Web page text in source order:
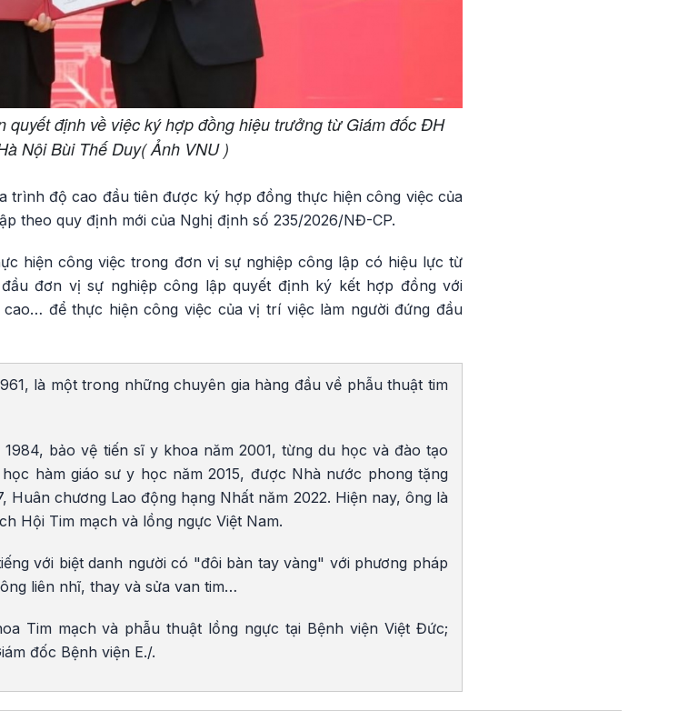
quyết định về việc ký hợp đồng hiệu trưởng từ Giám đốc ĐH
Nội Bùi Thế Duy( Ảnh VNU )
trình độ cao đầu tiên được ký hợp đồng thực hiện công việc của
theo quy định mới của Nghị định số 235/2026/NĐ-CP.
hiện công việc trong đơn vị sự nghiệp công lập có hiệu lực từ
đơn vị sự nghiệp công lập quyết định ký kết hợp đồng với
để thực hiện công việc của vị trí việc làm người đứng đầu
là một trong những chuyên gia hàng đầu về phẫu thuật tim
bảo vệ tiến sĩ y khoa năm 2001, từng du học và đào tạo
hàm giáo sư y học năm 2015, được Nhà nước phong tặng
Huân chương Lao động hạng Nhất năm 2022. Hiện nay, ông là
Hội Tim mạch và lồng ngực Việt Nam.
với biệt danh người có "đôi bàn tay vàng" với phương pháp
liên nhĩ, thay và sửa van tim…
Tim mạch và phẫu thuật lồng ngực tại Bệnh viện Việt Đức;
đốc Bệnh viện E./.